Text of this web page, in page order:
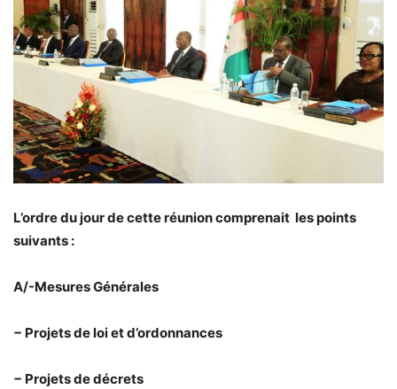
L’ordre du jour de cette réunion comprenait les points
suivants :
A/-Mesures Générales
− Projets de loi et d’ordonnances
− Projets de décrets